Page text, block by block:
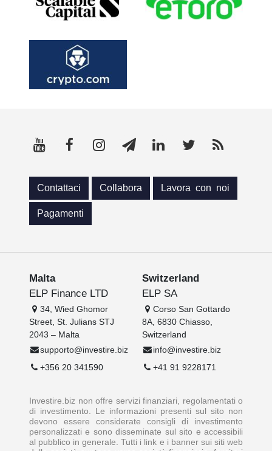
Contattaci Collabora Lavora con noi
Pagamenti
Malta
ELP Finance LTD
34, Wied Ghomor
Street, St. Julians STJ
2043 – Malta
supporto@investire.biz
+356 20 341590
Switzerland
ELP SA
Corso San Gottardo
8A, 6830 Chiasso,
Switzerland
info@investire.biz
+41 91 9228171
Investire.biz non offre servizi finanziari, regolamentati o
di investimento. Le informazioni presenti sul sito non
devono essere considerate consigli di investimento
personalizzati e sono disseminate sul sito e accessibili
al pubblico in generale. Tutti i link e i banner sui siti web